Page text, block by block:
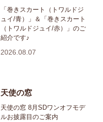
「巻きスカート（トワルドジ
ュイ/青）」＆「巻きスカート
（トワルドジュイ/赤）」のご
紹介です♪
2026.08.07
天使の窓
天使の窓 8月SDワンオフモデ
ルお披露目のご案内